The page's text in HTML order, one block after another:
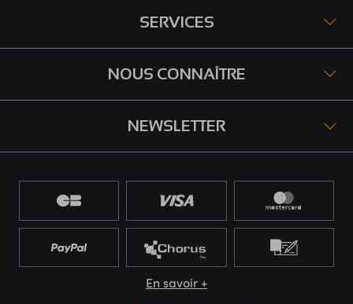
SERVICES
NOUS CONNAÎTRE
NEWSLETTER
En savoir +